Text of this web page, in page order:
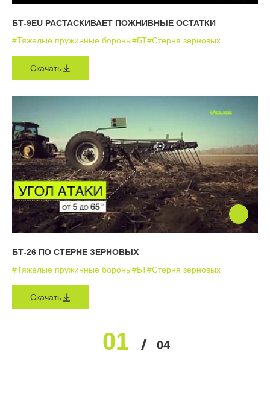
БТ-9EU РАСТАСКИВАЕТ ПОЖНИВНЫЕ ОСТАТКИ
#Тяжелые пружинные бороны#БТ#Стерня зерновых
Скачать
БТ-26 ПО СТЕРНЕ ЗЕРНОВЫХ
#Тяжелые пружинные бороны#БТ#Стерня зерновых
Скачать
01 0203 04